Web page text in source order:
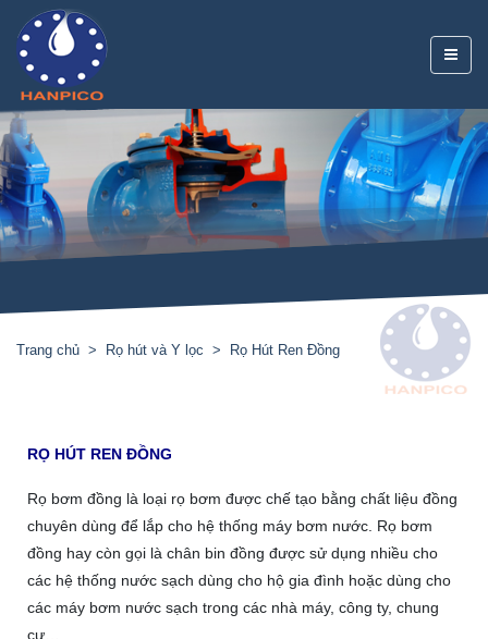
Trang chủ Rọ hút và Y lọc Rọ Hút Ren Đồng
RỌ HÚT REN ĐỒNG
Rọ bơm đồng là loại rọ bơm được chế tạo bằng chất liệu đồng
chuyên dùng để lắp cho hệ thống máy bơm nước. Rọ bơm
đồng hay còn gọi là chân bin đồng được sử dụng nhiều cho
các hệ thống nước sạch dùng cho hộ gia đình hoặc dùng cho
các máy bơm nước sạch trong các nhà máy, công ty, chung
cư…